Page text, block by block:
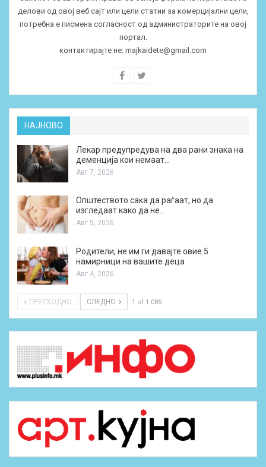
делови од овој веб сајт или цели статии за комерцијални цели,
потребна е писмена согласност од администраторите на овој
портал.
контактирајте не: majkaidete@gmail.com
НАЈНОВО
Лекар предупредува на два рани знака на
деменција кои немаат…
Авг 7, 2026
Општеството сака да раѓаат, но да
изгледаат како да не…
Авг 5, 2026
Родители, не им ги давајте овие 5
намирници на вашите деца
Авг 4, 2026
ПРЕТХОДНО СЛЕДНО 1 of 1.085